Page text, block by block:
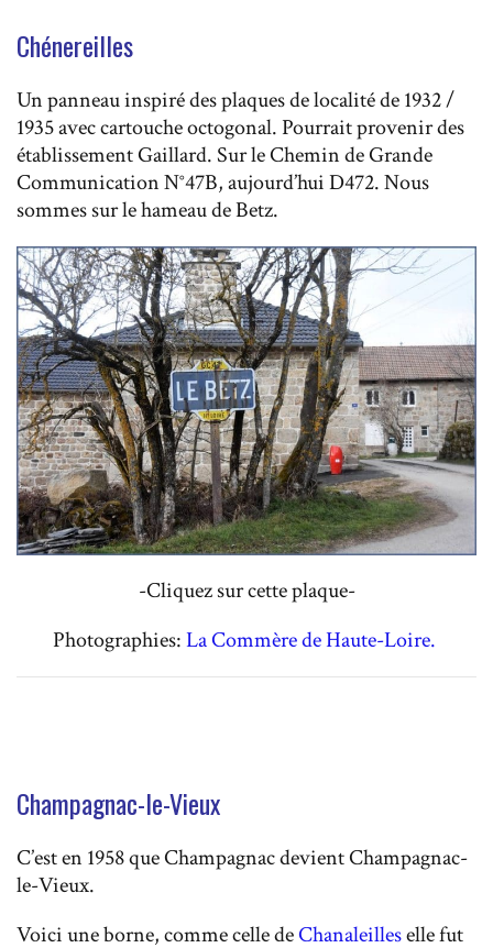
Chénereilles
Un panneau inspiré des plaques de localité de 1932 /
1935 avec cartouche octogonal. Pourrait provenir des
établissement Gaillard. Sur le Chemin de Grande
Communication N°47B, aujourd’hui D472. Nous
sommes sur le hameau de Betz.
-Cliquez sur cette plaque-
Photographies:La Commère de Haute-Loire.
Champagnac-le-Vieux
C’est en 1958 que Champagnac devient Champagnac-
le-Vieux.
Voici une borne, comme celle deChanaleilleselle fut